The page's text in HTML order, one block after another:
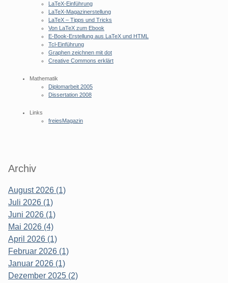
LaTeX-Einführung
LaTeX-Magazinerstellung
LaTeX – Tipps und Tricks
Von LaTeX zum Ebook
E-Book-Erstellung aus LaTeX und HTML
Tcl-Einführung
Graphen zeichnen mit dot
Creative Commons erklärt
Mathematik
Diplomarbeit 2005
Dissertation 2008
Links
freiesMagazin
Archiv
August 2026 (1)
Juli 2026 (1)
Juni 2026 (1)
Mai 2026 (4)
April 2026 (1)
Februar 2026 (1)
Januar 2026 (1)
Dezember 2025 (2)